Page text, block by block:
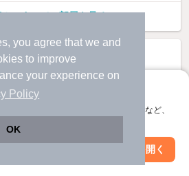
you agree that we and
to improve
your experience on
Policy
OK
て、サクサクお部屋探し
使える。マップ検索やお気に入り保存など、
アプリを開く
のすべての部屋を見る
絞り込み条件を変更